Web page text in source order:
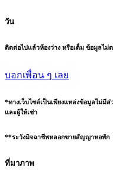
วัน
ติดต่อไปแล้วห้องว่าง หรือเต็ม ข้อมูลไม่
บอกเพื่อน ๆ เลย
*ทางเว็บไซต์เป็นเพียงแหล่งข้อมูลไม่มีส่
และผู้ให้เช่า
**ระวังมิจฉาชีพหลอกขายสัญญาหอพัก
ที่มาภาพ